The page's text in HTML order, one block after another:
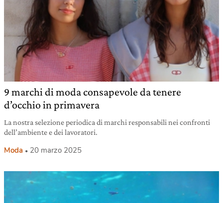
9 marchi di moda consapevole da tenere
d’occhio in primavera
La nostra selezione periodica di marchi responsabili nei confronti
dell’ambiente e dei lavoratori.
Moda 20 marzo 2025